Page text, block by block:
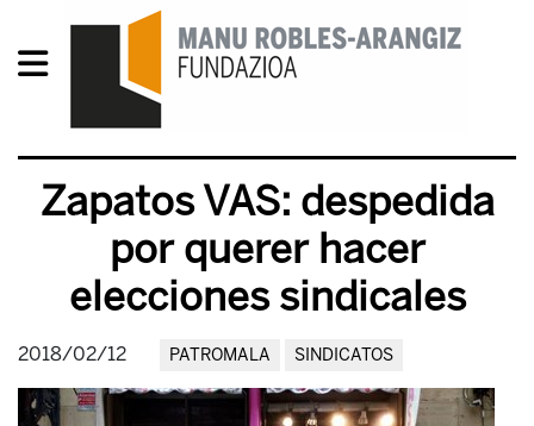
Zapatos VAS: despedida
por querer hacer
elecciones sindicales
2018/02/12 PATROMALA SINDICATOS